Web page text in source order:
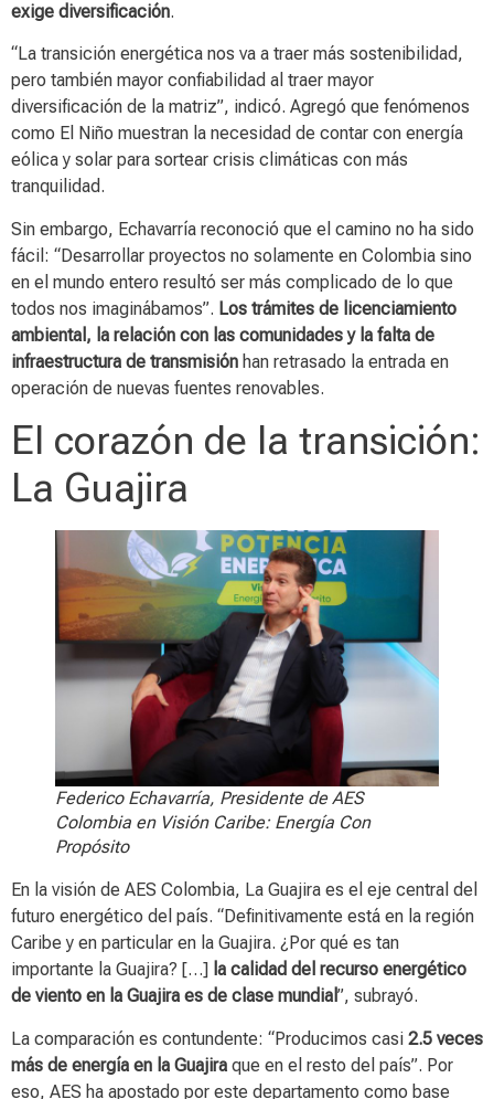
exige diversificación.
“La transición energética nos va a traer más sostenibilidad,
pero también mayor confiabilidad al traer mayor
diversificación de la matriz”, indicó. Agregó que fenómenos
como El Niño muestran la necesidad de contar con energía
eólica y solar para sortear crisis climáticas con más
tranquilidad.
Sin embargo, Echavarría reconoció que el camino no ha sido
fácil: “Desarrollar proyectos no solamente en Colombia sino
en el mundo entero resultó ser más complicado de lo que
todos nos imaginábamos”. Los trámites de licenciamiento
ambiental, la relación con las comunidades y la falta de
infraestructura de transmisión han retrasado la entrada en
operación de nuevas fuentes renovables.
El corazón de la transición:
La Guajira
Federico Echavarría, Presidente de AES
Colombia en Visión Caribe: Energía Con
Propósito
En la visión de AES Colombia, La Guajira es el eje central del
futuro energético del país. “Definitivamente está en la región
Caribe y en particular en la Guajira. ¿Por qué es tan
importante la Guajira? […] la calidad del recurso energético
de viento en la Guajira es de clase mundial ”, subrayó.
La comparación es contundente: “Producimos casi 2.5 veces
más de energía en la Guajira que en el resto del país”. Por
eso, AES ha apostado por este departamento como base